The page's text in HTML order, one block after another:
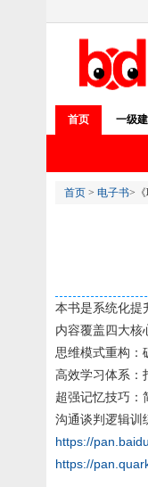
首页 一级
首页 > 电子书>《
本书是系统化提
内容覆盖四大核
思维模式重构：
高效学习体系：
超强记忆技巧：
沟通谈判逻辑训
https://
https://